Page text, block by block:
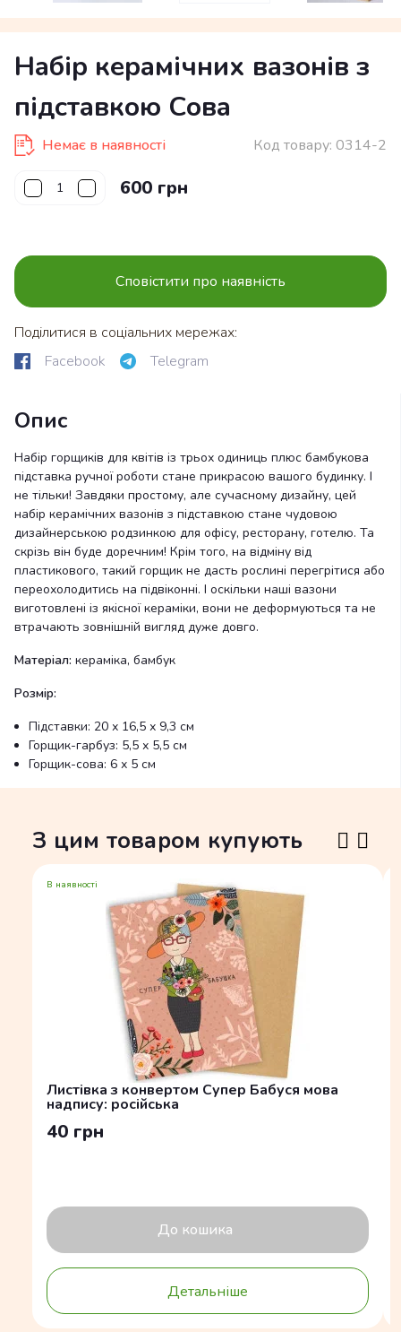
Набір керамічних вазонів з
підставкою Сова
Немає в наявності Код товару: 0314-2
600 грн
Сповістити про наявність
Поділитися в соціальних мережах:
Facebook
Telegram
Опис
Набір горщиків для квітів із трьох одиниць плюс бамбукова
підставка ручної роботи стане прикрасою вашого будинку. І
не тільки! Завдяки простому, але сучасному дизайну, цей
набір керамічних вазонів з підставкою стане чудовою
дизайнерською родзинкою для офісу, ресторану, готелю. Та
скрізь він буде доречним! Крім того, на відміну від
пластикового, такий горщик не дасть рослині перегрітися або
переохолодитись на підвіконні. І оскільки наші вазони
виготовлені із якісної кераміки, вони не деформуються та не
втрачають зовнішній вигляд дуже довго.
Матеріал: кераміка, бамбук
Розмір:
Підставки: 20 х 16,5 х 9,3 см
Горщик-гарбуз: 5,5 х 5,5 см
Горщик-сова: 6 х 5 см
З цим товаром купують
В наявності
Листівка з конвертом Супер Бабуся мова
надпису: російська
40 грн
До кошика
Детальніше